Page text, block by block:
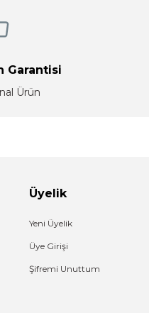
Garantisi
Ürün
Üyelik
Yeni Üyelik
Üye Girişi
Şifremi Unuttum